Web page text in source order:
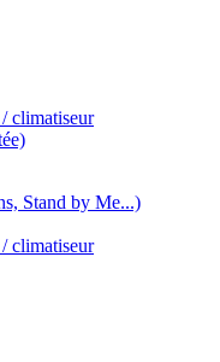
climatiseur
Stand by Me...)
climatiseur